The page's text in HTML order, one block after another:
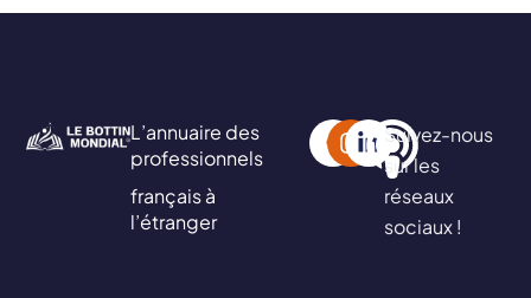
L’annuaire des
professionnels
français à
l’étranger
Suivez-nous
sur les
réseaux
sociaux !